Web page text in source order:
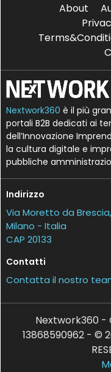
About
Nextwork360 è il più
portali B2B dedicati ai
dell’Innovazione
la cultura digitale e
pubbliche
Indirizzo
Via Moretto da
Milano - Italia
CAP 20133
Contatti
Contatta il nostro
Nextwork360 -
13868590962 - ©